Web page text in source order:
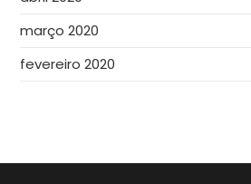
março 2020
fevereiro 2020